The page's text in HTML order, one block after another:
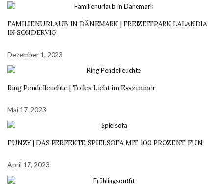
FAMILIENURLAUB IN DÄNEMARK | FREIZEITPARK LALANDIA
IN SONDERVIG
Dezember 1, 2023
Ring Pendelleuchte | Tolles Licht im Esszimmer
Mai 17, 2023
FUNZY | DAS PERFEKTE SPIELSOFA MIT 100 PROZENT FUN
April 17, 2023